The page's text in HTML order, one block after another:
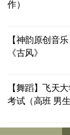
作）
【神韵原创音
《古风》
【舞蹈】飞天
考试（高班 男生